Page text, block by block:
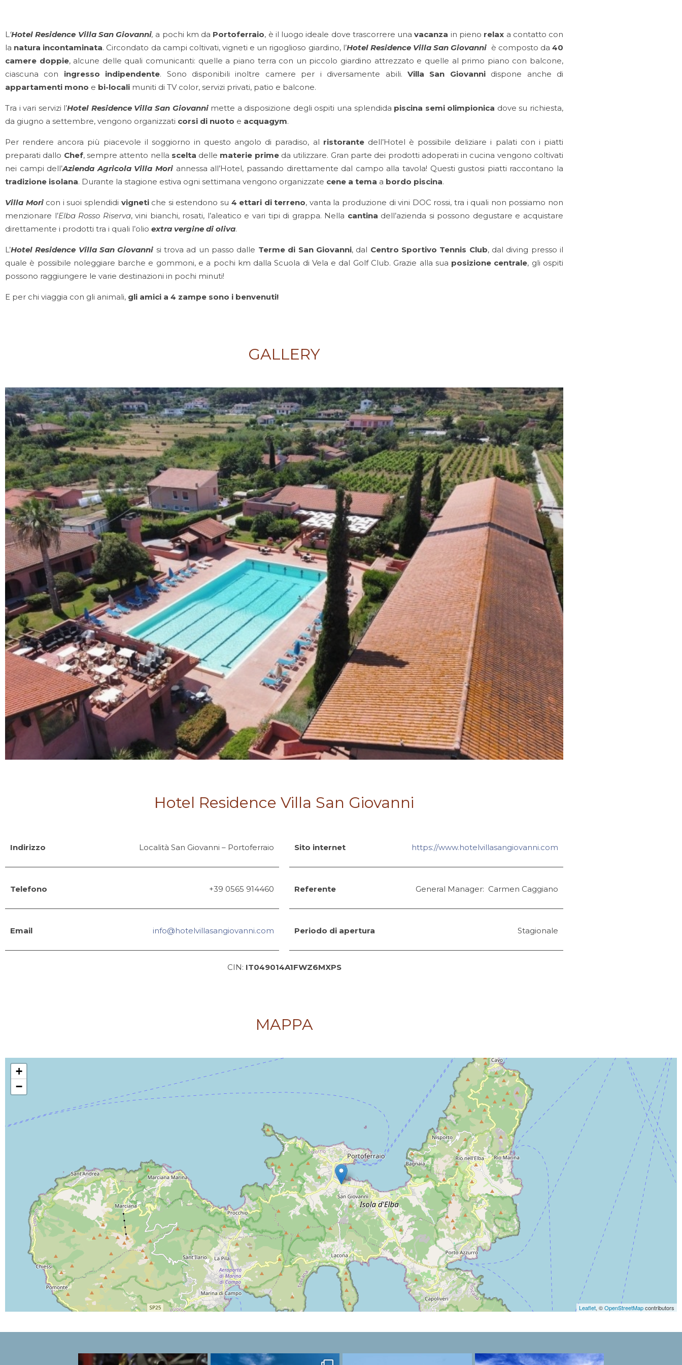
L‘Hotel Residence Villa San Giovanni, a pochi km da Portoferraio, è il luogo ideale dove trascorrere unavacanza in pieno relax a contatto con
la natura incontaminata. Circondato da campi coltivati, vigneti e un rigoglioso giardino, l’Hotel Residence Villa San Giovanni è composto da40
camere doppie, alcune delle quali comunicanti: quelle a piano terra con un piccolo giardino attrezzato e quelle al primo piano con balcone,
ciascuna con ingresso indipendente. Sono disponibili inoltre camere per i diversamente abili. Villa San Giovannidispone anche di
appartamenti mono e bi-locali muniti di TV color, servizi privati, patio e balcone.
Tra i vari servizi l’Hotel Residence Villa San Giovanni mette a disposizione degli ospiti una splendida piscina semi olimpionica dove su richiesta,
da giugno a settembre, vengono organizzati corsi di nuoto e acquagym.
Per rendere ancora più piacevole il soggiorno in questo angolo di paradiso, al ristorantedell’Hotel è possibile deliziare i palati con i piatti
preparati dallo Chef, sempre attento nella scelta delle materie primeda utilizzare. Gran parte dei prodotti adoperati in cucina vengono coltivati
nei campi dell’Azienda Agricola Villa Mori annessa all’Hotel, passando direttamente dal campo alla tavola! Questi gustosi piatti raccontano la
tradizione isolana. Durante la stagione estiva ogni settimana vengono organizzate cene a tema a bordo piscina.
Villa Moricon i suoi splendidi vigneti che si estendono su 4 ettari di terreno, vanta la produzione di vini DOC rossi, tra i quali non possiamo non
menzionare l’Elba Rosso Riserva, vini bianchi, rosati, l’aleatico e vari tipi di grappa. Nella cantina dell’azienda si possono degustare e acquistare
direttamente i prodotti tra i quali l’olio extra vergine di oliva.
L’Hotel Residence Villa San Giovanni si trova ad un passo dalle Terme di San Giovanni, dal Centro Sportivo Tennis Club, dal diving presso il
quale è possibile noleggiare barche e gommoni, e a pochi km dalla Scuola di Vela e dal Golf Club. Grazie alla sua posizione centrale, gli ospiti
possono raggiungere le varie destinazioni in pochi minuti!
E per chi viaggia con gli animali, gli amici a 4 zampe sono i benvenuti!
GALLERY
Hotel Residence Villa San Giovanni
Indirizzo Località San Giovanni – Portoferraio Sito internet https://www.hotelvillasangiovanni.com
Telefono +39 0565 914460 Referente General Manager: Carmen Caggiano
Email info@hotelvillasangiovanni.com Periodo di apertura Stagionale
CIN: IT049014A1FWZ6MXPS
MAPPA
+
−
Leaflet, ©OpenStreetMapcontributors